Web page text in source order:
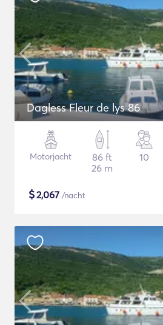
Dagless Fleur de lys 86
Motorjacht
86 ft
26 m
10
$2,067 /nacht